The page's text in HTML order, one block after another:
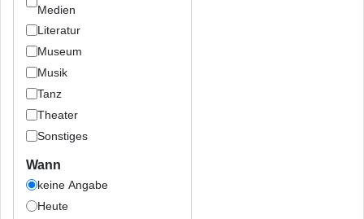
Medien
Literatur
Museum
Musik
Tanz
Theater
Sonstiges
Wann
keine Angabe
Heute